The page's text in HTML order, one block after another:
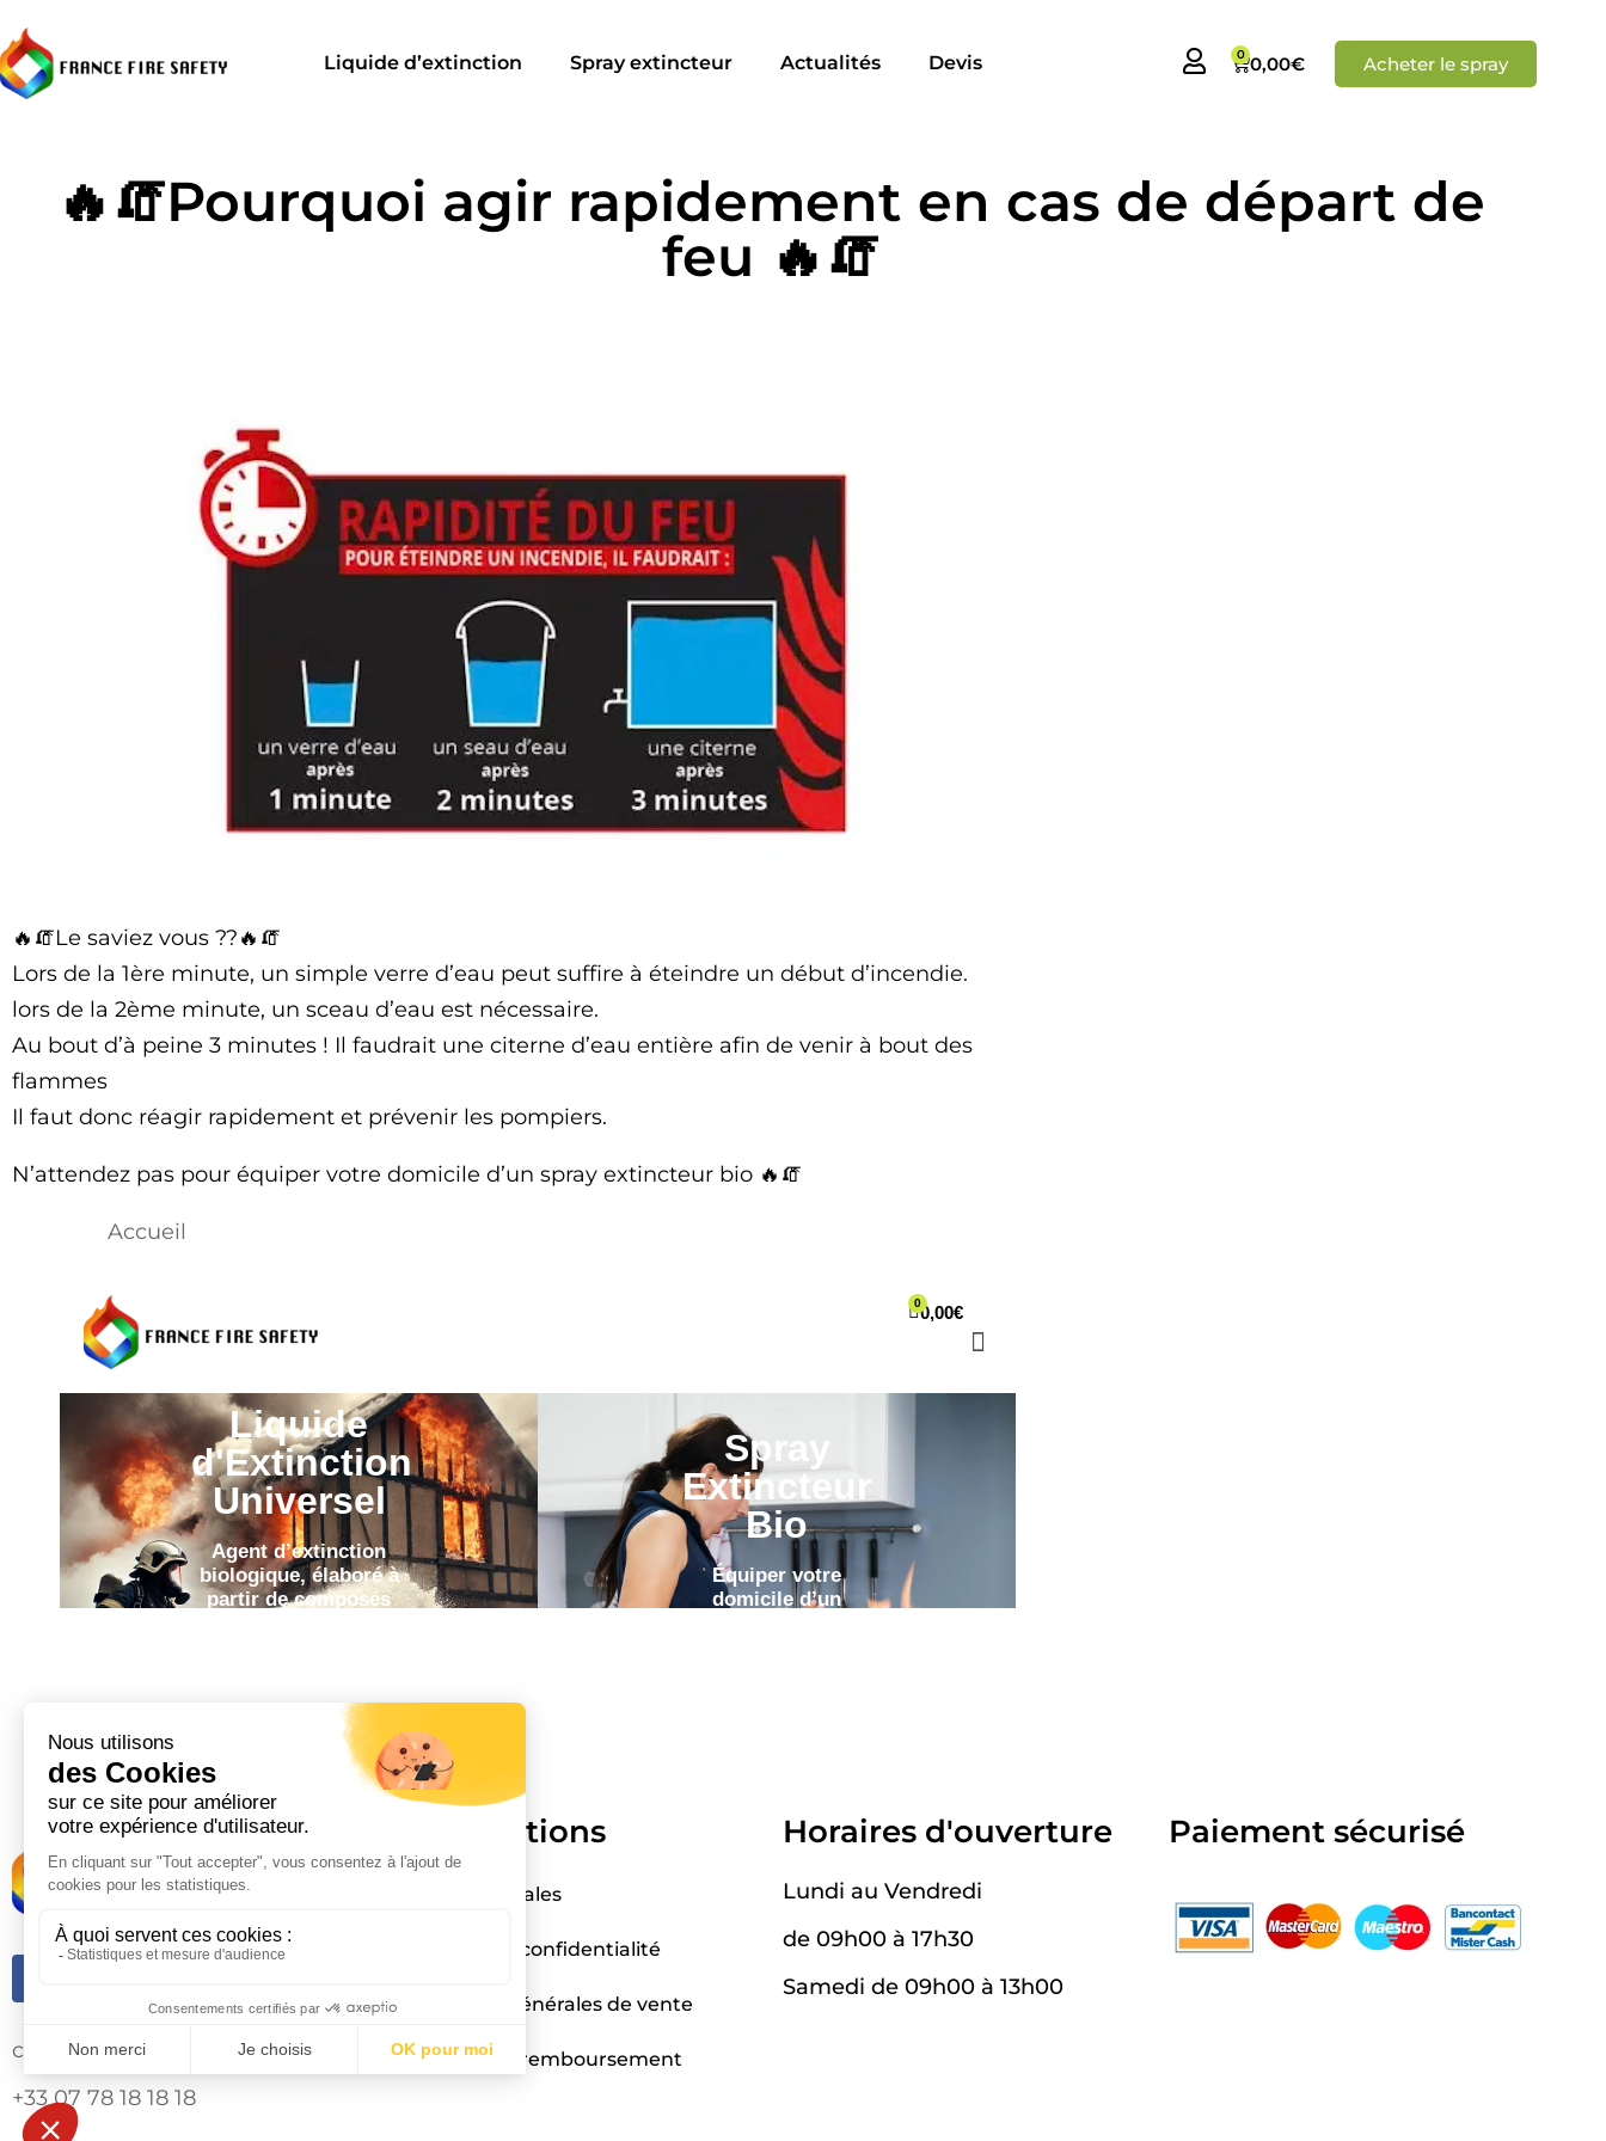
Liquide d’extinction Spray extincteur Actualités Devis 0,00€
0 Acheter le spray
🔥🧯Pourquoi agir rapidement en cas de départ de
feu 🔥🧯
🔥🧯Le saviez vous ??🔥🧯
Lors de la 1ère minute, un simple verre d’eau peut suffire à éteindre un début d’incendie.
lors de la 2ème minute, un sceau d’eau est nécessaire.
Au bout d’à peine 3 minutes ! Il faudrait une citerne d’eau entière afin de venir à bout des
flammes
Il faut donc réagir rapidement et prévenir les pompiers.
N’attendez pas pour équiper votre domicile d’un spray extincteur bio 🔥🧯
Accueil
contact@france-fire-safety.fr
+33 07 78 18 18 18
Informations
Mentions légales
Politique de confidentialité
Conditions générales de vente
Politique de remboursement
Horaires d'ouverture
Lundi au Vendredi
de 09h00 à 17h30
Samedi de 09h00 à 13h00
Paiement sécurisé